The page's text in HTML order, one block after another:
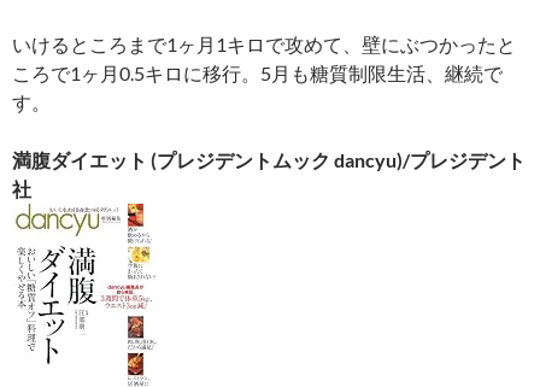
いけるところまで1ヶ月1キロで攻めて、壁にぶつかったと
ころで1ヶ月0.5キロに移行。5月も糖質制限生活、継続で
す。
満腹ダイエット (プレジデントムック dancyu)/プレジデント
社